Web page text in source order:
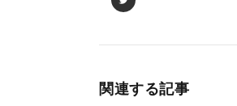
関連する記事